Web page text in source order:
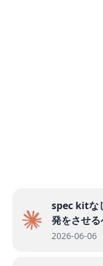
spec kitな
発をさせ
2026-06-06